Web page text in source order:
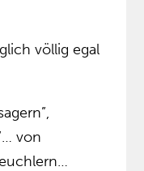
völlig egal
von